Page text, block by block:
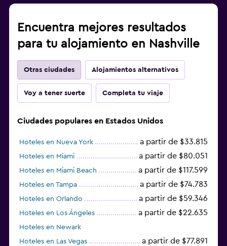
Encuentra mejores resultados
para tu alojamiento en Nashville
Otras ciudades Alojamientos alternativos
Voy a tener suerte Completa tu viaje
Ciudades populares en Estados Unidos
Hoteles en Nueva York a partir de $33.815
Hoteles en Miami a partir de $80.051
Hoteles en Miami Beach a partir de $117.599
Hoteles en Tampa a partir de $74.783
Hoteles en Orlando a partir de $59.346
Hoteles en Los Ángeles a partir de $22.635
Hoteles en Newark
Hoteles en Las Vegas
a partir de $77.891